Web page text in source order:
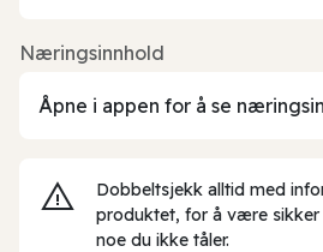
Næringsinnhold
Åpne i appen for å se
Dobbeltsjekk alltid med
produktet, for å være sikker
noe du ikke tåler.